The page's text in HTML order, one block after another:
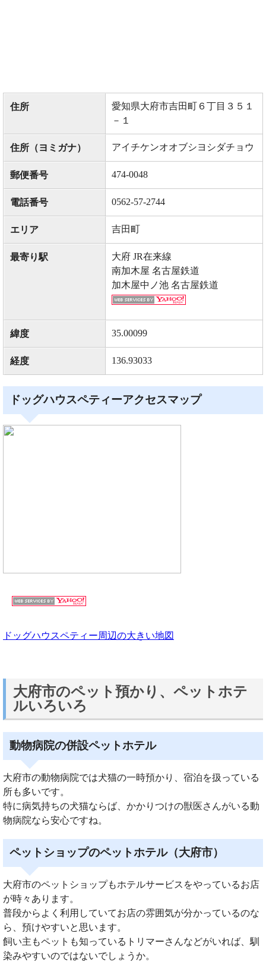
住所
愛知県大府市吉田町６丁目３５１
－１
住所（ヨミガナ） アイチケンオオブシヨシダチョウ
郵便番号 474-0048
電話番号 0562-57-2744
エリア 吉田町
最寄り駅
大府 JR在来線
南加木屋 名古屋鉄道
加木屋中ノ池 名古屋鉄道
緯度 35.00099
経度 136.93033
ドッグハウスペティーアクセスマップ
ドッグハウスペティー周辺の大きい地図
大府市のペット預かり、ペットホテ
ルいろいろ
動物病院の併設ペットホテル
大府市の動物病院では犬猫の一時預かり、宿泊を扱っている
所も多いです。
特に病気持ちの犬猫ならば、かかりつけの獣医さんがいる動
物病院なら安心ですね。
ペットショップのペットホテル（大府市）
大府市のペットショップもホテルサービスをやっているお店
が時々あります。
普段からよく利用していてお店の雰囲気が分かっているのな
ら、預けやすいと思います。
飼い主もペットも知っているトリマーさんなどがいれば、馴
染みやすいのではないでしょうか。